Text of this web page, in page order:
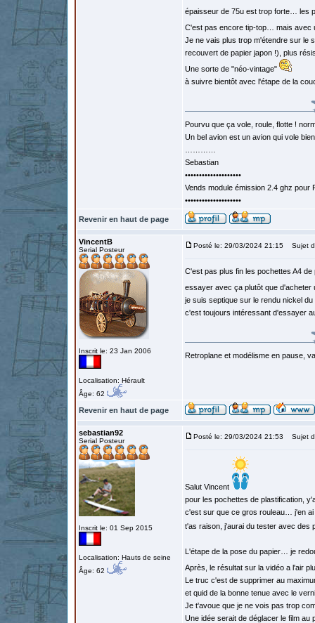
épaisseur de 75u est trop forte… les
C'est pas encore tip-top… mais avec
Je ne vais plus trop m'étendre sur le
recouvert de papier japon !), plus
Une sorte de "néo-vintage"
à suivre bientôt avec l'étape de la
Pourvu que ça vole, roule, flotte !
Un bel avion est un avion qui vole
Sebastian
••••••••••••••••••••
Vends module émission 2.4 ghz
••••••••••••••••••••
Revenir en haut de page
VincentB
Serial Posteur
Inscrit le: 23 Jan 2006
Localisation: Hérault
Âge: 62
Posté le: 29/03/2024 21:15 Sujet
C'est pas plus fin les pochettes A4
essayer avec ça plutôt que d'acheter
je suis septique sur le rendu nickel
c'est toujours intéressant d'essayer
Retroplane et modélisme en pause,
Revenir en haut de page
sebastian92
Serial Posteur
Inscrit le: 01 Sep 2015
Localisation: Hauts de seine
Âge: 62
Posté le: 29/03/2024 21:53 Sujet
Salut Vincent
pour les pochettes de plastification,
c'est sur que ce gros rouleau… j'en
t'as raison, j'aurai du tester avec des
L'étape de la pose du papier… je
Après, le résultat sur la vidéo a l'air
Le truc c'est de supprimer au
et quid de la bonne tenue avec le
Je t'avoue que je ne vois pas trop
Une idée serait de déglacer le film